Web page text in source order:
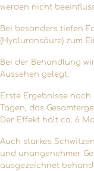
werden nicht
Bei besonders tiefen
(Hyaluronsäure) zum
Bei der Behandlung
Aussehen gelegt.
Erste Ergebnisse
Tagen, das
Der Effekt hält ca. 6
Auch starkes
und unangenehmer
ausgezeichnet